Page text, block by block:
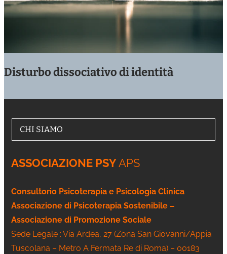
Disturbo dissociativo di identità
CHI SIAMO
ASSOCIAZIONE PSYAPS
Consultorio Psicoterapia e Psicologia Clinica
Associazione di Psicoterapia Sostenibile –
Associazione di Promozione Sociale
Sede Legale : Via Ardea, 27 (Zona San Giovanni/Appia
Tuscolana – Metro A Fermata Re di Roma) – 00183